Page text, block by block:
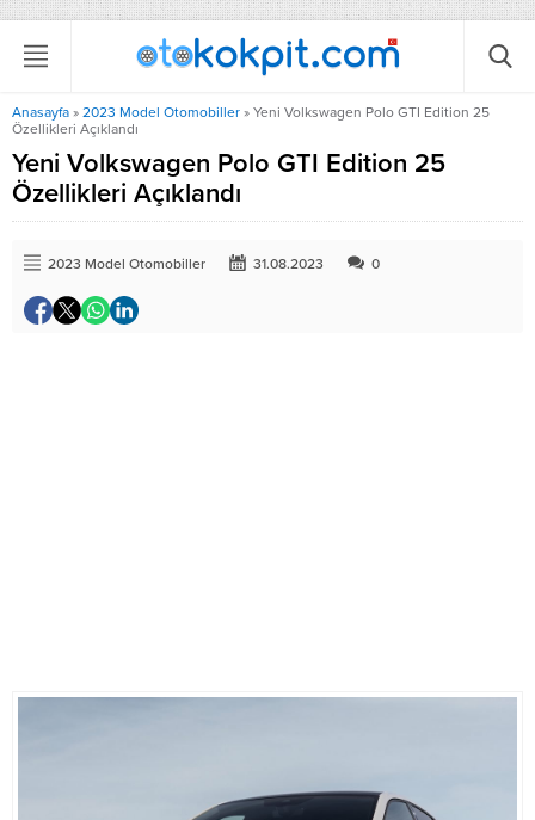
Anasayfa » 2023 Model Otomobiller » Yeni Volkswagen Polo GTI Edition 25
Özellikleri Açıklandı
Yeni Volkswagen Polo GTI Edition 25
Özellikleri Açıklandı
2023 Model Otomobiller 31.08.2023 0